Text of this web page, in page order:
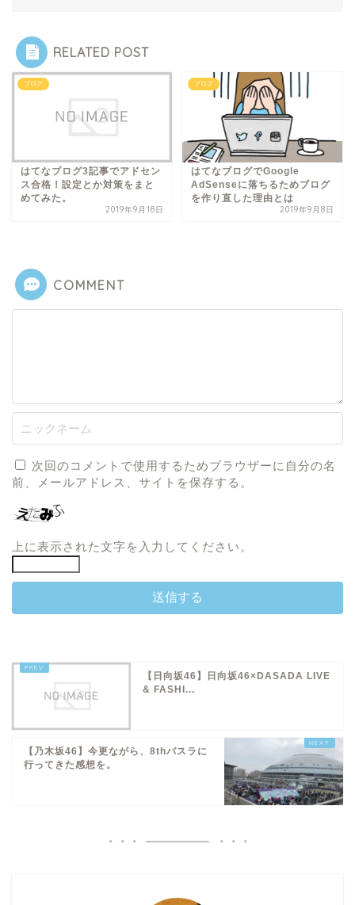
RELATED POST
ブログ
はてなブログ3記事でアドセン
ス合格！設定とか対策をまと
めてみた。
2019年9月18日
ブログ
はてなブログでGoogle
AdSenseに落ちるためブログ
を作り直した理由とは
2019年9月8日
COMMENT
次回のコメントで使用するためブラウザーに自分の名
前、メールアドレス、サイトを保存する。
上に表示された文字を入力してください。
【日向坂46】日向坂46×DASADA LIVE
& FASHI...
【乃木坂46】今更ながら、8thバスラに
行ってきた感想を。